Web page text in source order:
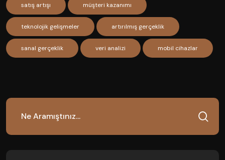
satış artışı müşteri kazanımı
teknolojik gelişmeler artırılmış gerçeklik
sanal gerçeklik veri analizi mobil cihazlar